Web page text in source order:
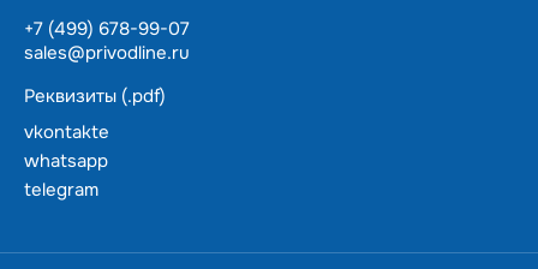
варианты решения.
+7 (499) 678-99-07
sales@privodline.ru
Реквизиты (.pdf)
vkontakte
whatsapp
telegram